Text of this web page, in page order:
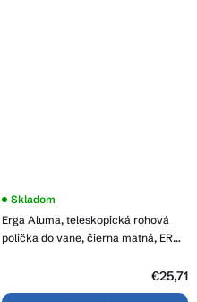
Erga Aluma, teleskopická rohová
polička do vane, čierna matná, ERG-
Skladom
€25,71